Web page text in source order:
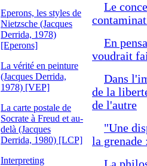
Eperons, les styles de
Nietzsche (Jacques
Derrida, 1978)
[Eperons]
La vérité en peinture
(Jacques Derrida,
1978) [VEP]
La carte postale de
Socrate à Freud et au-
delà (Jacques
Derrida, 1980) [LCP]
Interpreting
Le
En
voudrait
Dans
de la
de l'autre
"Une
la